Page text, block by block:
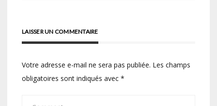
LAISSER UN COMMENTAIRE
Votre adresse e-mail ne sera pas publiée. Les champs
obligatoires sont indiqués avec *